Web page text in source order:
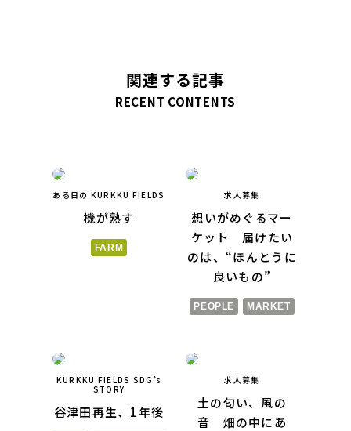
関連する記事
RECENT CONTENTS
ある日の KURKKU FIELDS
機が熟す
FARM
求人募集
想いがめぐるマー
ケット 届けたい
のは、“ほんとうに
良いもの”
PEOPLE MARKET
KURKKU FIELDS SDG’s
STORY
谷津田再生、1年後
求人募集
土の匂い、風の
音 畑の中にあ